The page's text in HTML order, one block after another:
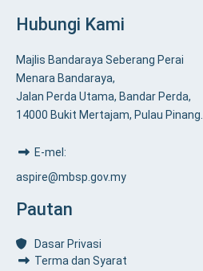
Hubungi Kami
Majlis Bandaraya Seberang Perai
Menara Bandaraya,
Jalan Perda Utama, Bandar Perda,
14000 Bukit Mertajam, Pulau Pinang.
E-mel:
aspire@mbsp.gov.my
Pautan
Dasar Privasi
Terma dan Syarat